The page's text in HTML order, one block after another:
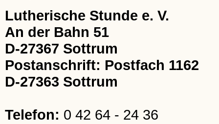
Lutherische Stunde e. V.
An der Bahn 51
D-27367 Sottrum
Postanschrift: Postfach 1162
D-27363 Sottrum
Telefon: 0 42 64 - 24 36